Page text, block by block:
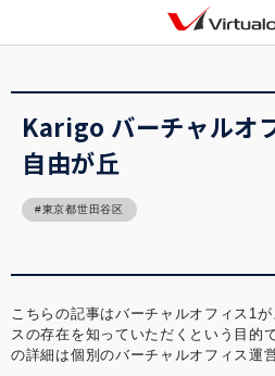
バーチャルオフィス1(Virtualoffice1)
ルオフィス東京 世田谷 自由が丘
Karigo バーチャルオ
自由が丘
東京都世田谷区
こちらの記事はバーチャルオフィス1
スの存在を知っていただくという目的
の詳細は個別のバーチャルオフィス運